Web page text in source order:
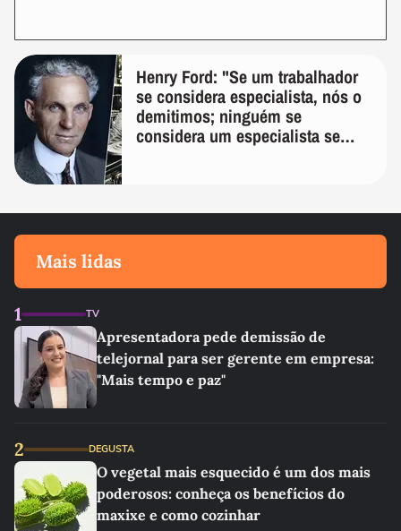
Henry Ford: "Se um trabalhador
se considera especialista, nós o
demitimos; ninguém se
considera um especialista se
Mais lidas
1 TV
Apresentadora pede demissão de
telejornal para ser gerente em empresa:
"Mais tempo e paz"
2 DEGUSTA
O vegetal mais esquecido é um dos mais
poderosos: conheça os benefícios do
maxixe e como cozinhar